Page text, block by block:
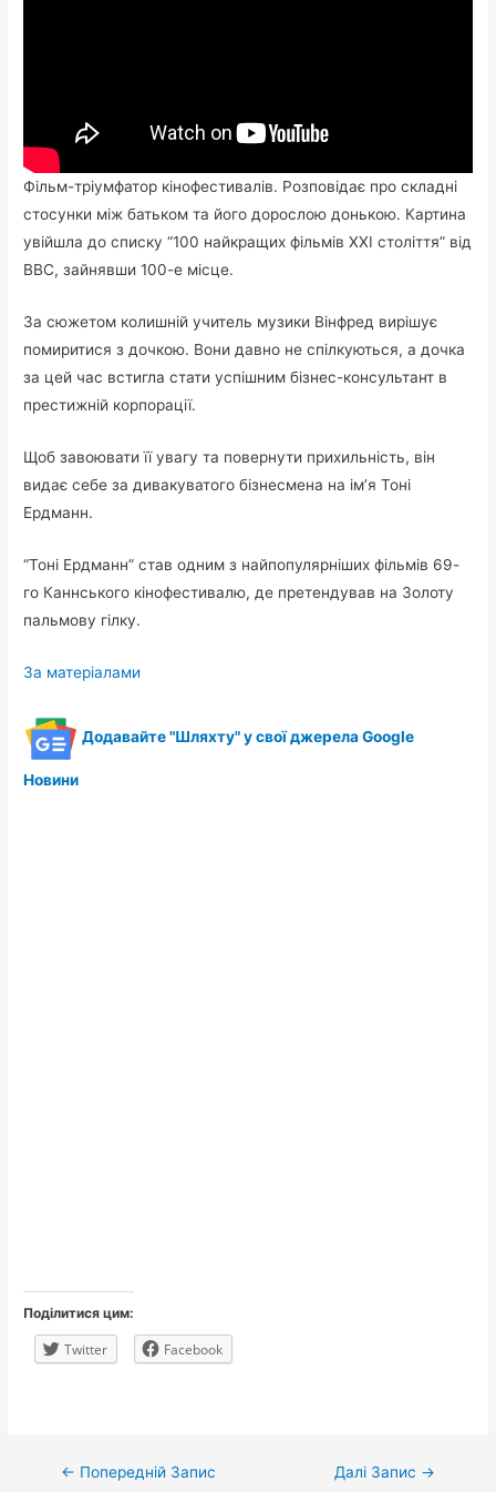
Фільм-тріумфатор кінофестивалів. Розповідає про складні
стосунки між батьком та його дорослою донькою. Картина
увійшла до списку “100 найкращих фільмів ХХI століття” від
BBC, зайнявши 100-е місце.
За сюжетом колишній учитель музики Вінфред вирішує
помиритися з дочкою. Вони давно не спілкуються, а дочка
за цей час встигла стати успішним бізнес-консультант в
престижній корпорації.
Щоб завоювати її увагу та повернути прихильність, він
видає себе за дивакуватого бізнесмена на ім’я Тоні
Ердманн.
“Тоні Ердманн” став одним з найпопулярніших фільмів 69-
го Каннського кінофестивалю, де претендував на Золоту
пальмову гілку.
За матеріалами
Додавайте "Шляхту" у свої джерела Google
Новини
Поділитися цим:
Twitter Facebook
Навігація
← Попередній Запис Далі Запис →